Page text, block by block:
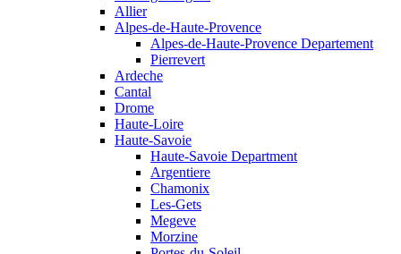
Allier
Alpes-de-Haute-Provence
Alpes-de-Haute-Provence Departement
Pierrevert
Ardeche
Cantal
Drome
Haute-Loire
Haute-Savoie
Haute-Savoie Department
Argentiere
Chamonix
Les-Gets
Megeve
Morzine